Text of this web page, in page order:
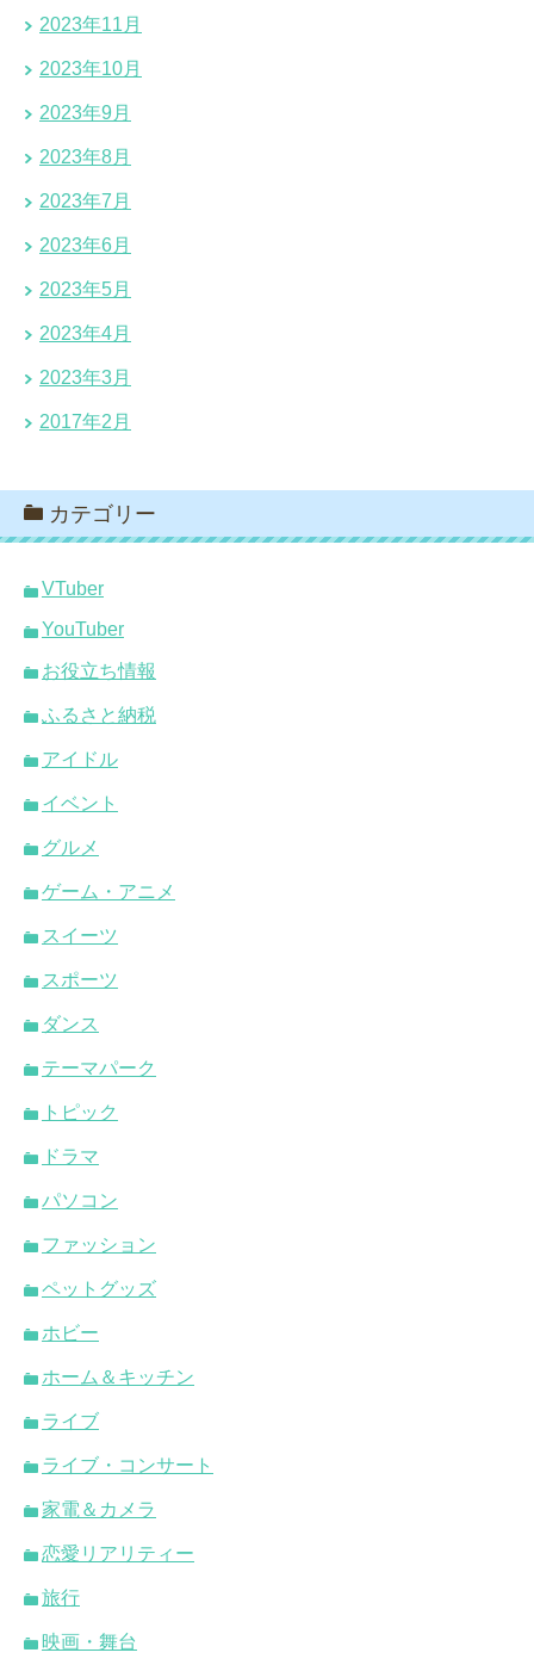
2023年11月
2023年10月
2023年9月
2023年8月
2023年7月
2023年6月
2023年5月
2023年4月
2023年3月
2017年2月
カテゴリー
VTuber
YouTuber
お役立ち情報
ふるさと納税
アイドル
イベント
グルメ
ゲーム・アニメ
スイーツ
スポーツ
ダンス
テーマパーク
トピック
ドラマ
パソコン
ファッション
ペットグッズ
ホビー
ホーム＆キッチン
ライブ
ライブ・コンサート
家電＆カメラ
恋愛リアリティー
旅行
映画・舞台